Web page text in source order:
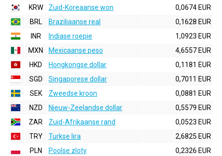
KRW
Zuid-Koreaanse won
0,0674 EUR
BRL
Braziliaanse real
0,1628 EUR
INR
Indiase roepie
1,0923 EUR
MXN
Mexicaanse peso
4,6557 EUR
HKD
Hongkongse dollar
0,1181 EUR
SGD
Singaporese dollar
0,7011 EUR
SEK
Zweedse kroon
0,0881 EUR
NZD
Nieuw-Zeelandse dollar
0,5579 EUR
ZAR
Zuid-Afrikaanse rand
0,0523 EUR
TRY
Turkse lira
2,6825 EUR
PLN
Poolse zloty
0,2326 EUR